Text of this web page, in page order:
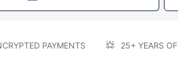
PAYMENTS 25+ YEARS